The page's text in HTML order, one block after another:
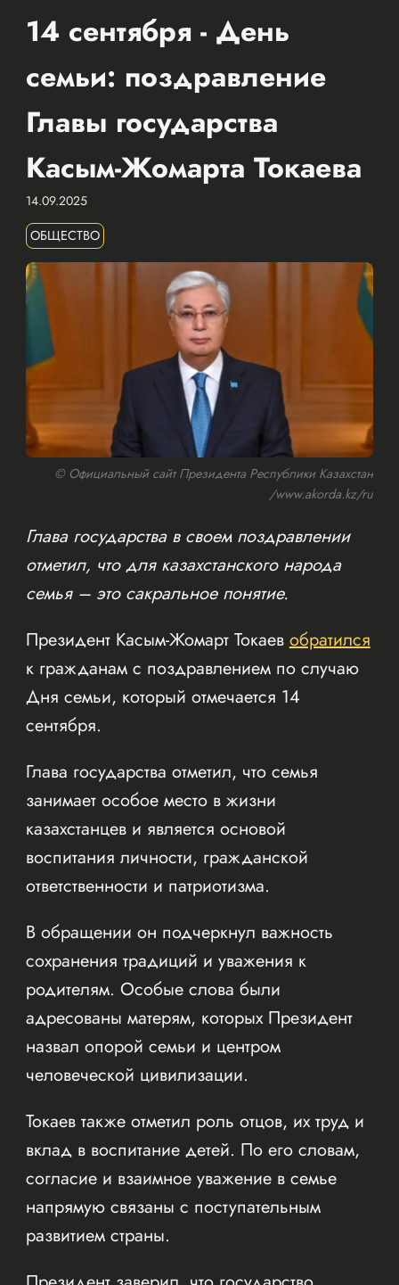
14 сентября - День
семьи: поздравление
Главы государства
Касым-Жомарта Токаева
14.09.2025
ОБЩЕСТВО
© Официальный сайт Президента Республики Казахстан
/www.akorda.kz/ru
Глава государства в своем поздравлении
отметил, что для казахстанского народа
семья – это сакральное понятие.
Президент Касым-Жомарт Токаевобратился
к гражданам с поздравлением по случаю
Дня семьи, который отмечается 14
сентября.
Глава государства отметил, что семья
занимает особое место в жизни
казахстанцев и является основой
воспитания личности, гражданской
ответственности и патриотизма.
В обращении он подчеркнул важность
сохранения традиций и уважения к
родителям. Особые слова были
адресованы матерям, которых Президент
назвал опорой семьи и центром
человеческой цивилизации.
Токаев также отметил роль отцов, их труд и
вклад в воспитание детей. По его словам,
согласие и взаимное уважение в семье
напрямую связаны с поступательным
развитием страны.